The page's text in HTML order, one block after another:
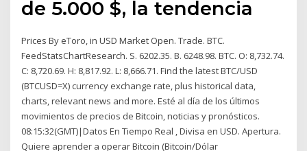
de 5.000 $, la tendencia
Prices By eToro, in USD Market Open. Trade. BTC.
FeedStatsChartResearch. S. 6202.35. B. 6248.98. BTC. O: 8,732.74.
C: 8,720.69. H: 8,817.92. L: 8,666.71. Find the latest BTC/USD
(BTCUSD=X) currency exchange rate, plus historical data,
charts, relevant news and more. Esté al día de los últimos
movimientos de precios de Bitcoin, noticias y pronósticos.
08:15:32(GMT)|Datos En Tiempo Real , Divisa en USD. Apertura.
Quiere aprender a operar Bitcoin (Bitcoin/Dólar